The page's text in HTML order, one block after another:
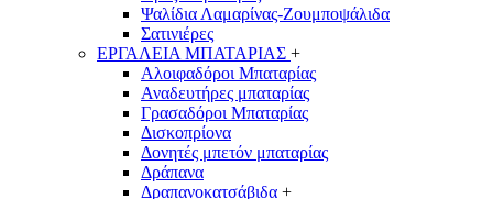
Ψαλίδια Λαμαρίνας-Ζουμποψάλιδα
Σατινιέρες
ΕΡΓΑΛΕΙΑ ΜΠΑΤΑΡΙΑΣ +
Αλοιφαδόροι Μπαταρίας
Αναδευτήρες μπαταρίας
Γρασαδόροι Μπαταρίας
Δισκοπρίονα
Δονητές μπετόν μπαταρίας
Δράπανα
Δραπανοκατσάβιδα +